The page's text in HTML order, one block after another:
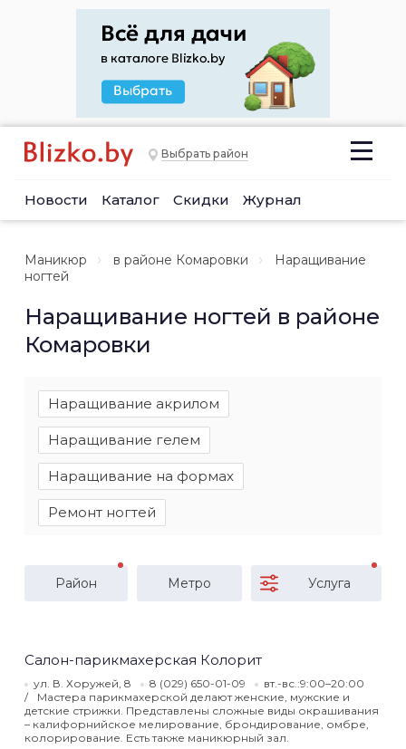
Выбрать район
Новости Каталог Скидки Журнал
Маникюр в районе Комаровки
Наращивание
ногтей
Наращивание ногтей в районе
Комаровки
Наращивание акрилом
Наращивание гелем
Наращивание на формах
Ремонт ногтей
Район Метро Услуга
Салон-парикмахерская Колорит
ул. В. Хоружей, 8 8 (029) 650-01-09
вт.-вс.:9:00–20:00
Мастера парикмахерской делают женские, мужские и
детские стрижки. Представлены сложные виды окрашивания
– калифорнийское мелирование, брондирование, омбре,
колорирование. Есть также маникюрный зал.